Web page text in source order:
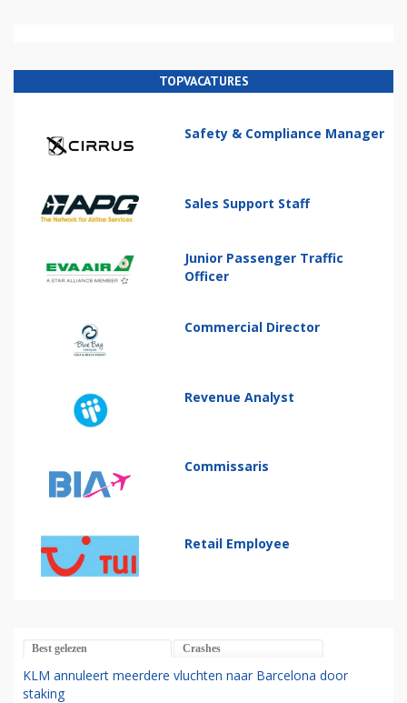
TOPVACATURES
Safety & Compliance Manager
Sales Support Staff
Junior Passenger Traffic
Officer
Commercial Director
Revenue Analyst
Commissaris
Retail Employee
Best gelezen Crashes
KLM annuleert meerdere vluchten naar Barcelona door
staking